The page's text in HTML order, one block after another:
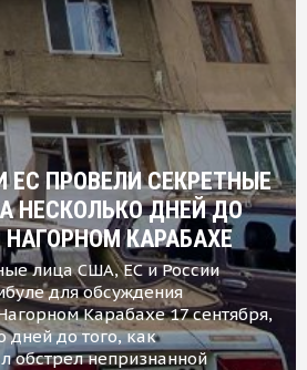
ЕС ПРОВЕЛИ СЕКРЕТНЫЕ
НЕСКОЛЬКО ДНЕЙ ДО
КАРАБАХЕ
лица США, ЕС и России
для обсуждения
Карабахе 17 сентября,
дней до того, как
обстрел непризнанной